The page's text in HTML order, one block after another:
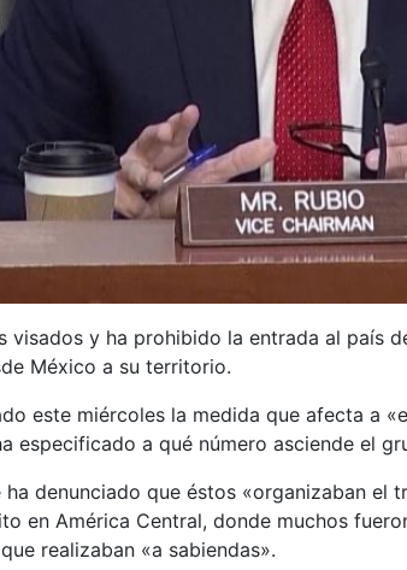
visados y ha prohibido la entrada al país
México a su territorio.
este miércoles la medida que afecta a
especificado a qué número asciende el
denunciado que éstos «organizaban el
en América Central, donde muchos
realizaban «a sabiendas».